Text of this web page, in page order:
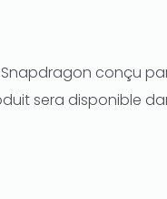
Snapdragon conçu
sera disponible